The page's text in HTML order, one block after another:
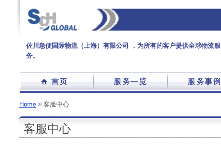
佐川急便国际物流（上海）有限公司 ，为所有的客户提供全球物流服
务。
Home 客服中心
客服中心